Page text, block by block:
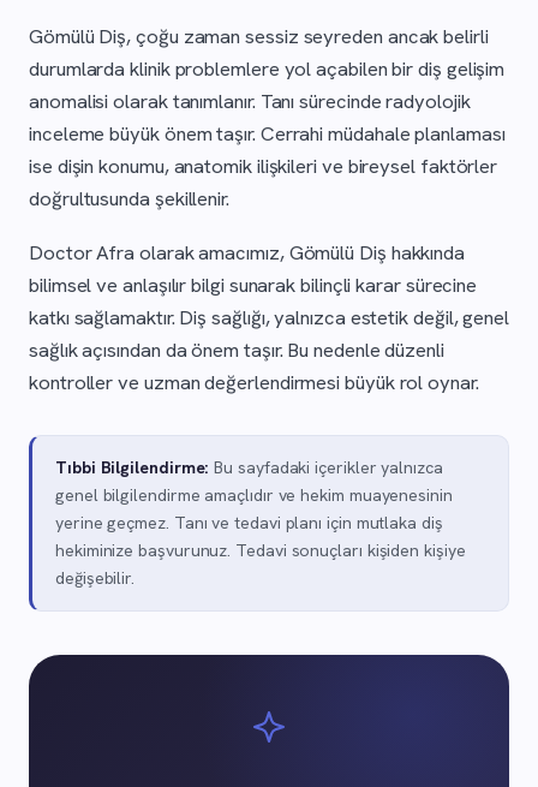
Gömülü Diş, çoğu zaman sessiz seyreden ancak belirli
durumlarda klinik problemlere yol açabilen bir diş gelişim
anomalisi olarak tanımlanır. Tanı sürecinde radyolojik
inceleme büyük önem taşır. Cerrahi müdahale planlaması
ise dişin konumu, anatomik ilişkileri ve bireysel faktörler
doğrultusunda şekillenir.
Doctor Afra olarak amacımız, Gömülü Diş hakkında
bilimsel ve anlaşılır bilgi sunarak bilinçli karar sürecine
katkı sağlamaktır. Diş sağlığı, yalnızca estetik değil, genel
sağlık açısından da önem taşır. Bu nedenle düzenli
kontroller ve uzman değerlendirmesi büyük rol oynar.
Tıbbi Bilgilendirme: Bu sayfadaki içerikler yalnızca
genel bilgilendirme amaçlıdır ve hekim muayenesinin
yerine geçmez. Tanı ve tedavi planı için mutlaka diş
hekiminize başvurunuz. Tedavi sonuçları kişiden kişiye
değişebilir.